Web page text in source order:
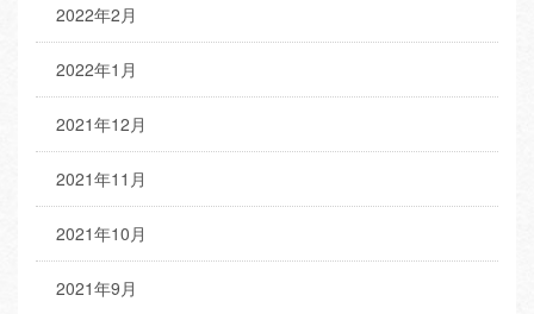
2022年2月
2022年1月
2021年12月
2021年11月
2021年10月
2021年9月